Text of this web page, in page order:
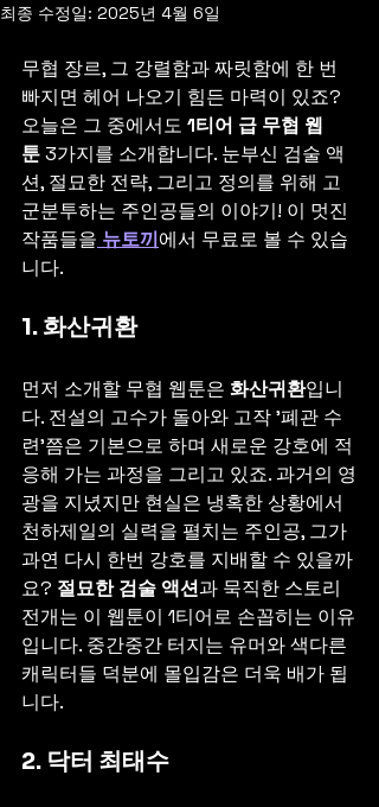
최종 수정일: 2025년 4월 6일
무협 장르, 그 강렬함과 짜릿함에 한 번
빠지면 헤어 나오기 힘든 마력이 있죠?
오늘은 그 중에서도 1티어 급 무협 웹
툰 3가지를 소개합니다. 눈부신 검술 액
션, 절묘한 전략, 그리고 정의를 위해 고
군분투하는 주인공들의 이야기! 이 멋진
작품들을 뉴토끼에서 무료로 볼 수 있습
니다.
1. 화산귀환
먼저 소개할 무협 웹툰은 화산귀환입니
다. 전설의 고수가 돌아와 고작 '폐관 수
련'쯤은 기본으로 하며 새로운 강호에 적
응해 가는 과정을 그리고 있죠. 과거의 영
광을 지녔지만 현실은 냉혹한 상황에서
천하제일의 실력을 펼치는 주인공, 그가
과연 다시 한번 강호를 지배할 수 있을까
요? 절묘한 검술 액션과 묵직한 스토리
전개는 이 웹툰이 1티어로 손꼽히는 이유
입니다. 중간중간 터지는 유머와 색다른
캐릭터들 덕분에 몰입감은 더욱 배가 됩
니다.
2. 닥터 최태수